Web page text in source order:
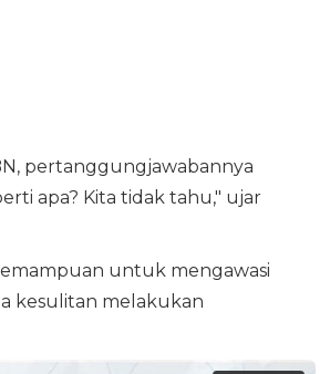
pertanggungjawabannya
apa? Kita tidak tahu," ujar
untuk mengawasi
kesulitan melakukan